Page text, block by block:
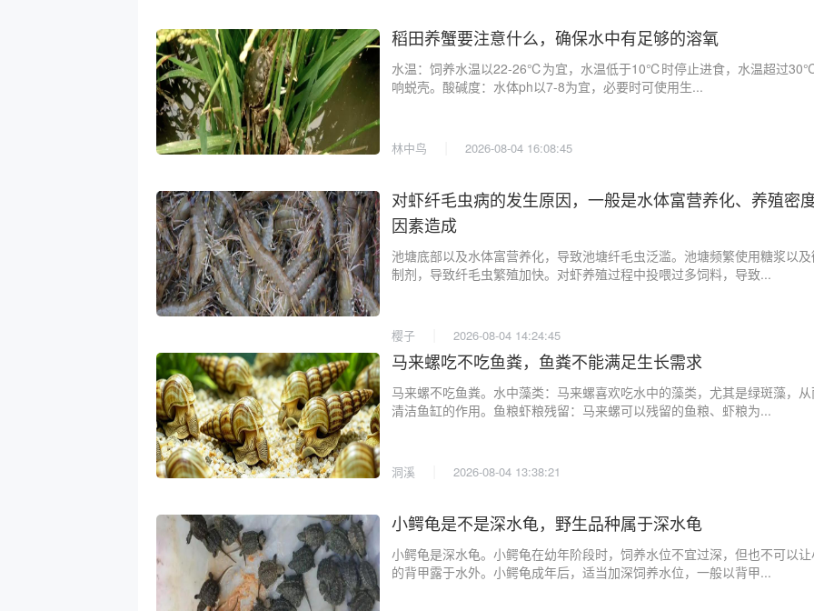
稻田养蟹要注意什么，确保水中有足够的溶氧
水温：饲养水温以22-26℃为宜，水温低于10℃时停止进食，水温超过
响蜕壳。酸碱度：水体ph以7-8为宜，必要时可使用生...
林中鸟 2026-08-04 16:08:45
对虾纤毛虫病的发生原因，一般是水体富营养化、养殖密
因素造成
池塘底部以及水体富营养化，导致池塘纤毛虫泛滥。池塘频繁使用糖浆以
制剂，导致纤毛虫繁殖加快。对虾养殖过程中投喂过多饲料，导致...
樱子 2026-08-04 14:24:45
马来螺吃不吃鱼粪，鱼粪不能满足生长需求
马来螺不吃鱼粪。水中藻类：马来螺喜欢吃水中的藻类，尤其是绿斑藻，
清洁鱼缸的作用。鱼粮虾粮残留：马来螺可以残留的鱼粮、虾粮为...
洞溪 2026-08-04 13:38:21
小鳄龟是不是深水龟，野生品种属于深水龟
小鳄龟是深水龟。小鳄龟在幼年阶段时，饲养水位不宜过深，但也不可以
的背甲露于水外。小鳄龟成年后，适当加深饲养水位，一般以背甲...